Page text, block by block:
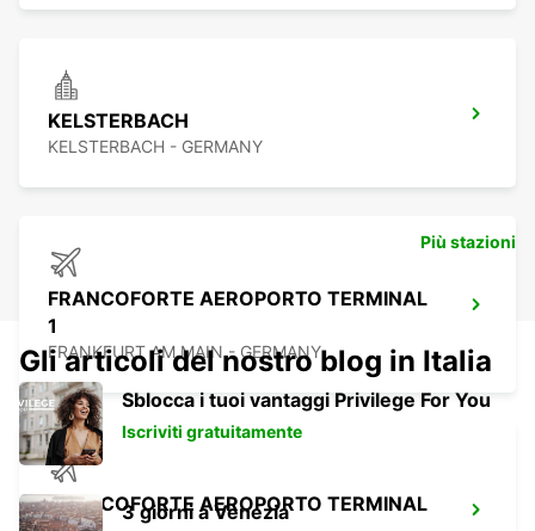
KELSTERBACH
KELSTERBACH - GERMANY
FRANCOFORTE AEROPORTO TERMINAL
1
FRANKFURT AM MAIN - GERMANY
FRANCOFORTE AEROPORTO TERMINAL
Più stazioni
Gli articoli del nostro blog in Italia
Sblocca i tuoi vantaggi Privilege For You
Iscriviti gratuitamente
3 giorni a Venezia